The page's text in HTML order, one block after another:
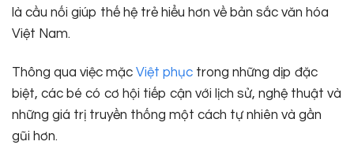
là cầu nối giúp thế hệ trẻ hiểu hơn về bản sắc văn hóa
Việt Nam.
Thông qua việc mặc Việt phục trong những dịp đặc
biệt, các bé có cơ hội tiếp cận với lịch sử, nghệ thuật và
những giá trị truyền thống một cách tự nhiên và gần
gũi hơn.